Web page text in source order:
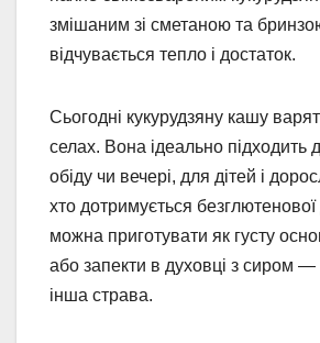
змішаним зі сметаною та
відчувається тепло і достаток.
Сьогодні кукурудзяну кашу
селах. Вона ідеально підходить
обіду чи вечері, для дітей і
хто дотримується безглютенової
можна приготувати як густу
або запекти в духовці з сиром —
інша страва.